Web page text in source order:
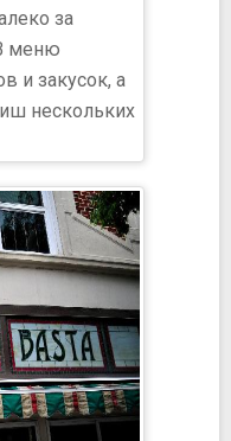
за
меню
и закусок, а
нескольких